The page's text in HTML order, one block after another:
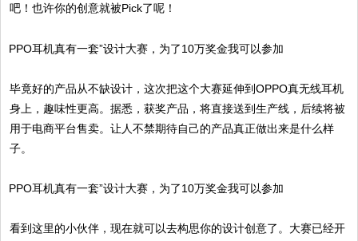
吧！也许你的创意就被Pick了呢！
毕竟好的产品从不缺设计，这次把这个大赛延伸到OPPO真无线耳机
身上，趣味性更高。据悉，获奖产品，将直接送到生产线，后续将被
用于电商平台售卖。让人不禁期待自己的产品真正做出来是什么样
子。
看到这里的小伙伴，现在就可以去构思你的设计创意了。大赛已经开